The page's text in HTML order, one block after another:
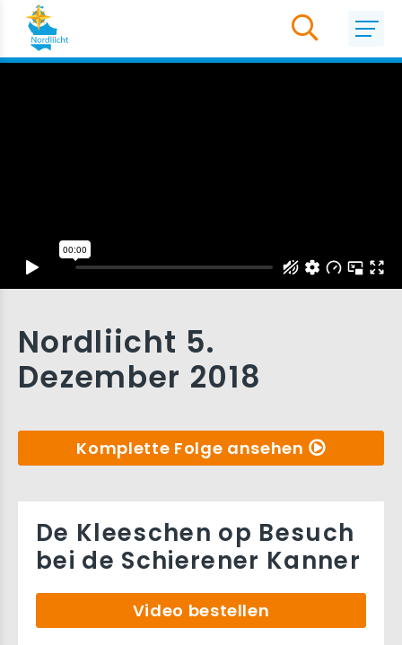
Nordliicht 5.
Dezember 2018
Komplette Folge ansehen
De Kleeschen op Besuch
bei de Schierener Kanner
Video bestellen